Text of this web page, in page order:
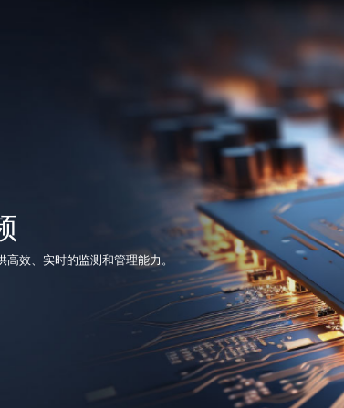
Sub-1GHz
蓝牙
LoRa
WiFi
2.4GHz
效、实时的监测和管理能力。